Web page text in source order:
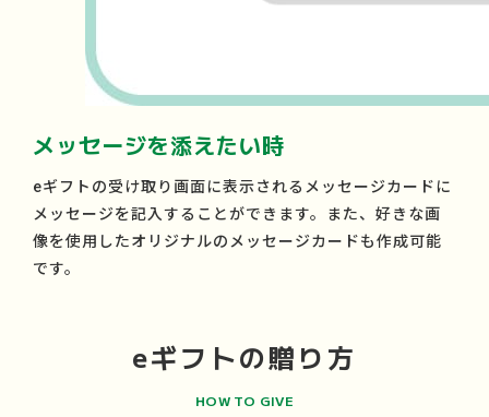
メッセージを添えたい時
eギフトの受け取り画面に表示されるメッセージカードに
メッセージを記入することができます。また、好きな画
像を使用したオリジナルのメッセージカードも作成可能
です。
eギフトの贈り方
HOW TO GIVE